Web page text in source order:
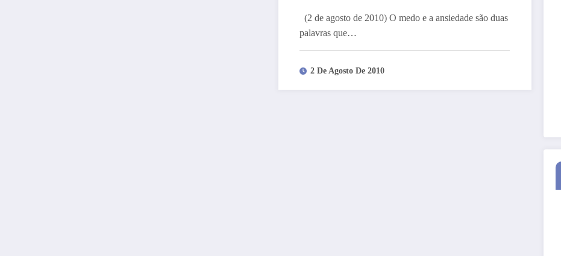
(2 de agosto de 2010) O medo e a ansiedade são duas
palavras que…
2 De Agosto De 2010